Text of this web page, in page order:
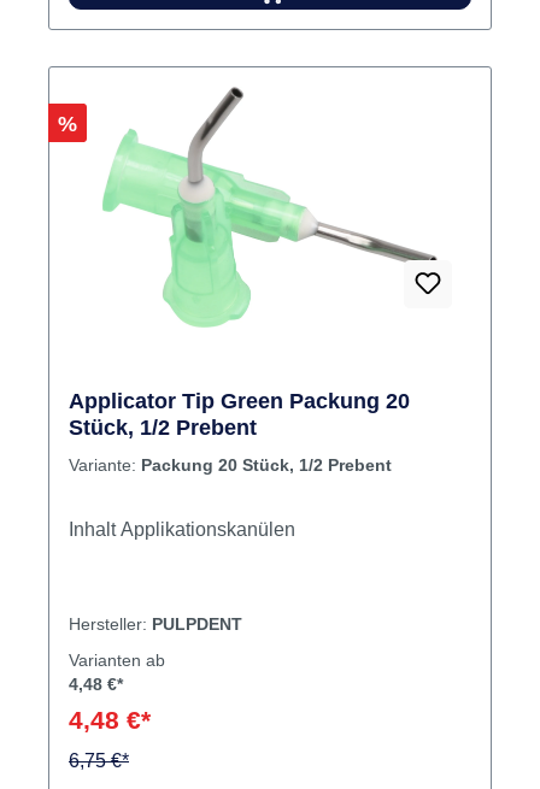
Rabatt
%
Applicator Tip Green Packung 20
Stück, 1/2 Prebent
Variante: Packung 20 Stück, 1/2 Prebent
Inhalt Applikationskanülen
Hersteller: PULPDENT
Varianten ab
4,48 €*
4,48 €*
6,75 €*